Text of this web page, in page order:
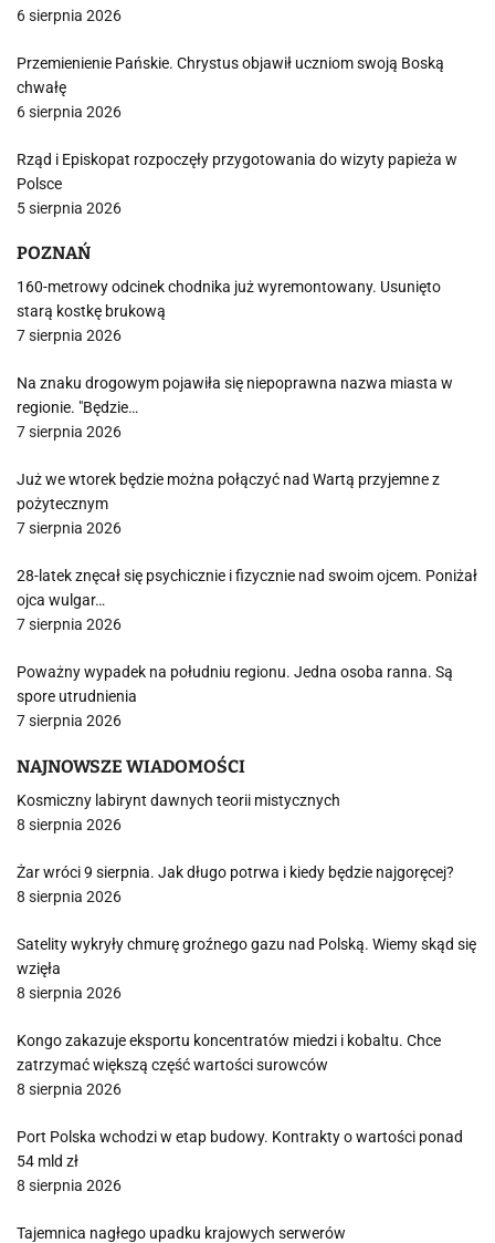
6 sierpnia 2026
Przemienienie Pańskie. Chrystus objawił uczniom swoją Boską
chwałę
6 sierpnia 2026
Rząd i Episkopat rozpoczęły przygotowania do wizyty papieża w
Polsce
5 sierpnia 2026
POZNAŃ
160-metrowy odcinek chodnika już wyremontowany. Usunięto
starą kostkę brukową
7 sierpnia 2026
Na znaku drogowym pojawiła się niepoprawna nazwa miasta w
regionie. "Będzie…
7 sierpnia 2026
Już we wtorek będzie można połączyć nad Wartą przyjemne z
pożytecznym
7 sierpnia 2026
28-latek znęcał się psychicznie i fizycznie nad swoim ojcem. Poniżał
ojca wulgar…
7 sierpnia 2026
Poważny wypadek na południu regionu. Jedna osoba ranna. Są
spore utrudnienia
7 sierpnia 2026
NAJNOWSZE WIADOMOŚCI
Kosmiczny labirynt dawnych teorii mistycznych
8 sierpnia 2026
Żar wróci 9 sierpnia. Jak długo potrwa i kiedy będzie najgoręcej?
8 sierpnia 2026
Satelity wykryły chmurę groźnego gazu nad Polską. Wiemy skąd się
wzięła
8 sierpnia 2026
Kongo zakazuje eksportu koncentratów miedzi i kobaltu. Chce
zatrzymać większą część wartości surowców
8 sierpnia 2026
Port Polska wchodzi w etap budowy. Kontrakty o wartości ponad
54 mld zł
8 sierpnia 2026
Tajemnica nagłego upadku krajowych serwerów